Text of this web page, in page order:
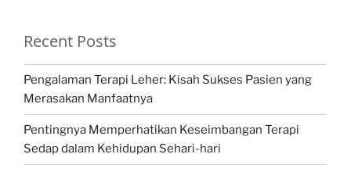
Recent Posts
Pengalaman Terapi Leher: Kisah Sukses Pasien yang
Merasakan Manfaatnya
Pentingnya Memperhatikan Keseimbangan Terapi
Sedap dalam Kehidupan Sehari-hari